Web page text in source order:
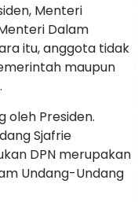
Menteri
Dalam
itu, anggota tidak
maupun
oleh Presiden.
Sjafrie
DPN merupakan
Undang-Undang